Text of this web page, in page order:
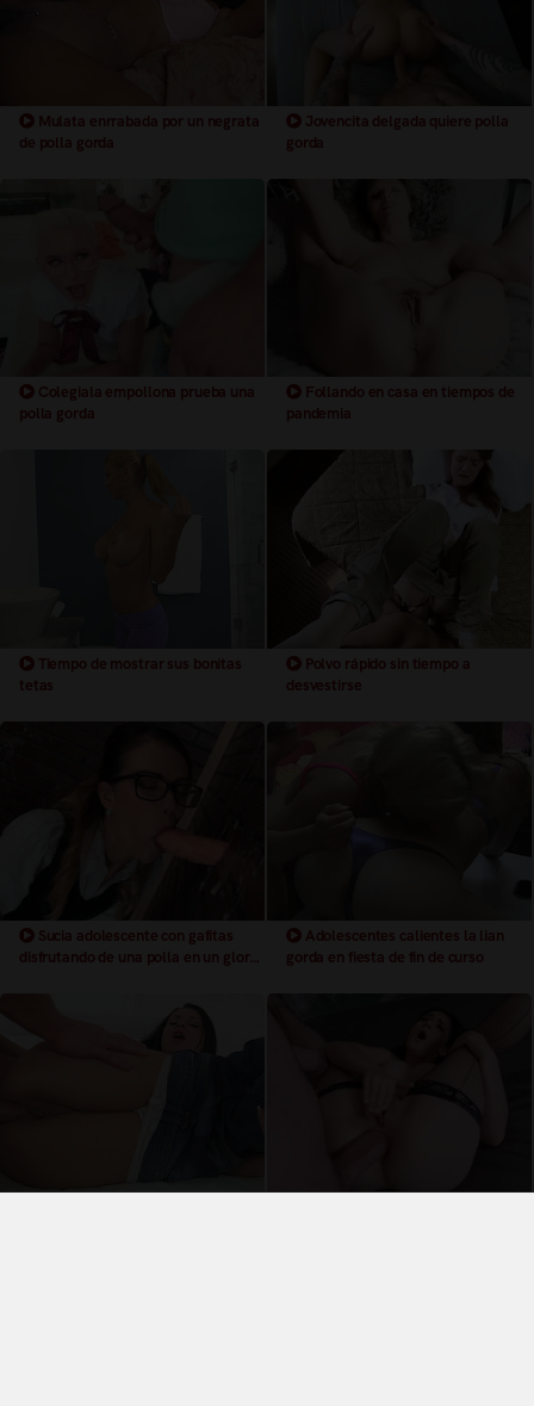
Mulata enrrabada por un negrata
de polla gorda
Jovencita delgada quiere polla
gorda
Colegiala empollona prueba una
polla gorda
Follando en casa en tiempos de
pandemia
Tiempo de mostrar sus bonitas
tetas
Polvo rápido sin tiempo a
desvestirse
Sucia adolescente con gafitas
disfrutando de una polla en un glory
Adolescentes calientes la lian
gorda en fiesta de fin de curso